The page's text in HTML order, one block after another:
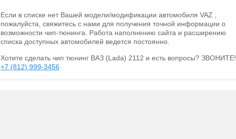
Если в списке нет Вашей модели/модификации автомобиля VAZ ,
пожалуйста, свяжитесь с нами для получения точной информации о
возможности чип-тюнинга. Работа наполнению сайта и расширению
списка доступных автомобилей ведется постоянно.
Хотите сделать чип тюнинг ВАЗ (Lada) 2112 и есть вопросы? ЗВОНИТЕ!
+7 (812) 999-3456